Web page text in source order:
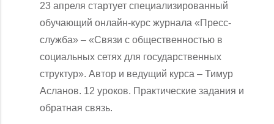
23 апреля стартует специализированный
обучающий онлайн-курс журнала «Пресс-
служба» – «Связи с общественностью в
социальных сетях для государственных
структур». Автор и ведущий курса – Тимур
Асланов. 12 уроков. Практические задания и
обратная связь.